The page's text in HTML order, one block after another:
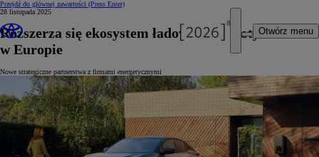
Przejdź do głównej zawartości (Press Enter)
Otwórz menu
28 listopada 2025
Rozszerza się ekosystem ładowania Toyoty
w Europie
Nowe strategiczne partnerstwa z firmami energetycznymi